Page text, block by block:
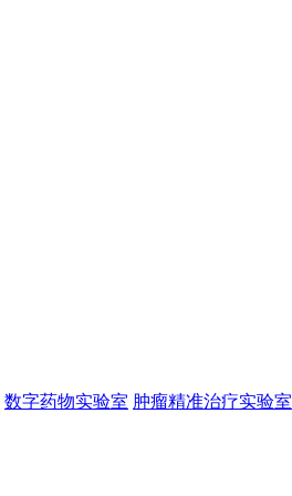
数字药物实验室 肿瘤精准治疗实验室